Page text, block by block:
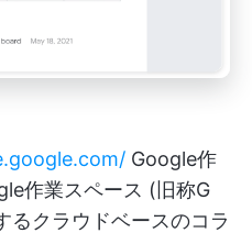
Google作
作業スペース (旧称G
るクラウドベースのコラ